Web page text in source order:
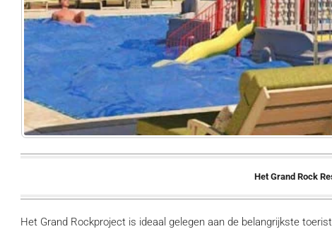
Het Grand Rock
Het Grand Rockproject is ideaal gelegen aan de belangrijkste